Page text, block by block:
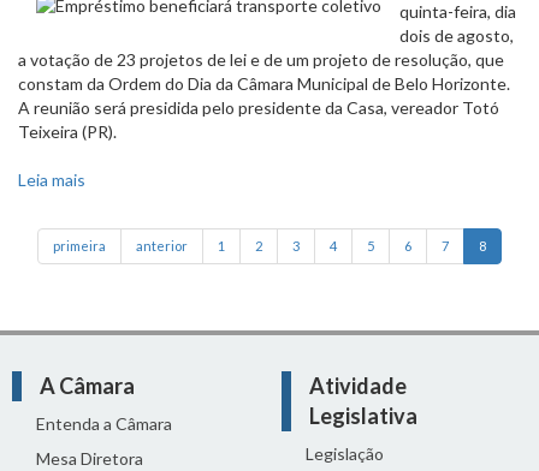
quinta-feira, dia
dois de agosto,
a votação de 23 projetos de lei e de um projeto de resolução, que
constam da Ordem do Dia da Câmara Municipal de Belo Horizonte.
A reunião será presidida pelo presidente da Casa, vereador Totó
Teixeira (PR).
Leia mais
primeira anterior 1 2 3 4 5 6 7 8
A Câmara
Entenda a Câmara
Mesa Diretora
Atividade
Legislativa
Legislação